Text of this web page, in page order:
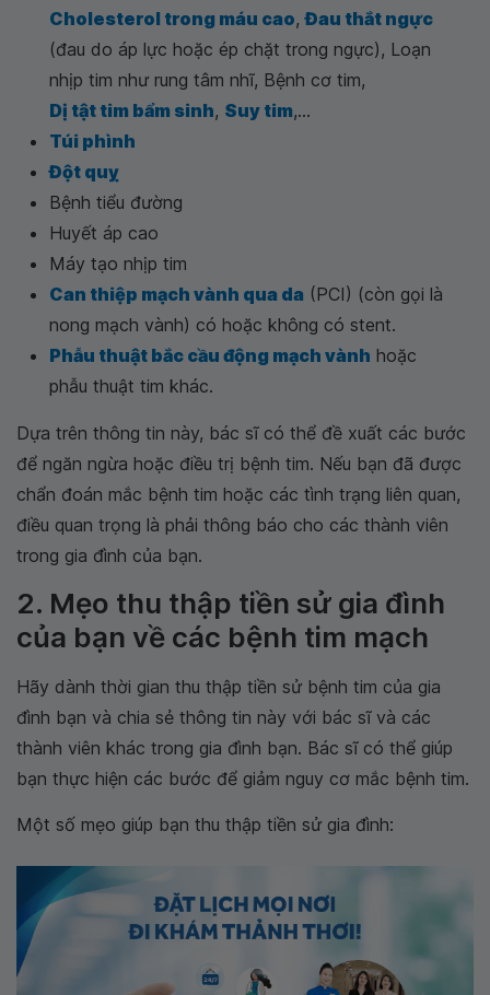
Cholesterol trong máu cao,Đau thắt ngực
(đau do áp lực hoặc ép chặt trong ngực), Loạn
nhịp tim như rung tâm nhĩ, Bệnh cơ tim,
Dị tật tim bẩm sinh, Suy tim,...
Túi phình
Đột quỵ
Bệnh tiểu đường
Huyết áp cao
Máy tạo nhịp tim
Can thiệp mạch vành qua da (PCI) (còn gọi là
nong mạch vành) có hoặc không có stent.
Phẫu thuật bắc cầu động mạch vành hoặc
phẫu thuật tim khác.
Dựa trên thông tin này, bác sĩ có thể đề xuất các bước
để ngăn ngừa hoặc điều trị bệnh tim. Nếu bạn đã được
chẩn đoán mắc bệnh tim hoặc các tình trạng liên quan,
điều quan trọng là phải thông báo cho các thành viên
trong gia đình của bạn.
2. Mẹo thu thập tiền sử gia đình
của bạn về các bệnh tim mạch
Hãy dành thời gian thu thập tiền sử bệnh tim của gia
đình bạn và chia sẻ thông tin này với bác sĩ và các
thành viên khác trong gia đình bạn. Bác sĩ có thể giúp
bạn thực hiện các bước để giảm nguy cơ mắc bệnh tim.
Một số mẹo giúp bạn thu thập tiền sử gia đình: